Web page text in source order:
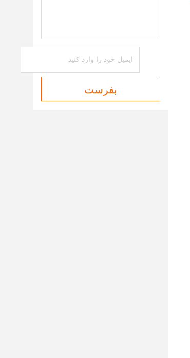
بفرست